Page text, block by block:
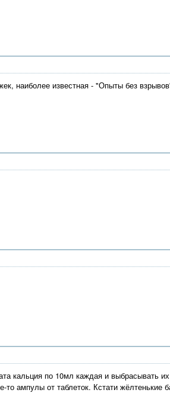
наиболее известная - "Опыты без
кальция по 10мл каждая и выбрасывать
ампулы от таблеток. Кстати жёлтенькие